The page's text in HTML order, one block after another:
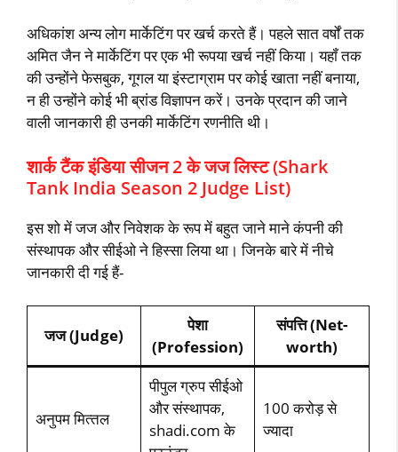
अधिकांश अन्‍य लोग मार्केटिंग पर खर्च करते हैं। पहले सात वर्षों तक
अमित जैन ने मार्केटिंग पर एक भी रूपया खर्च नहीं किया। यहॉं तक
की उन्‍होंने फेसबुक, गूगल या इंस्‍टाग्राम पर कोई खाता नहीं बनाया,
न ही उन्‍होंने कोई भी ब्रांड विज्ञापन करें। उनके प्रदान की जाने
वाली जानकारी ही उनकी मार्केटिंग रणनीति थी।
शार्क टैंक इंडिया सीजन 2 के जज लिस्‍ट (Shark
Tank India Season 2 Judge List)
इस शो में जज और निवेशक के रूप में बहुत जाने माने कंपनी की
संस्‍थापक और सीईओ ने हिस्‍सा लिया था। जिनके बारे में नीचे
जानकारी दी गई हैं-
जज (Judge)
पेशा
(Profession)
संपत्ति (Net-
worth)
अनुपम मित्‍तल
पीपुल ग्रुप सीईओ
और संस्‍थापक,
shadi.com के
100 करोड़ से
ज्‍यादा